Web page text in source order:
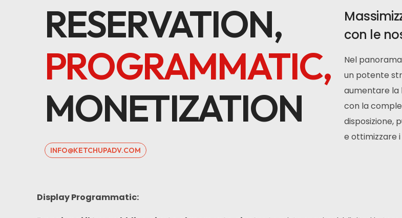
RESERVATION,
PROGRAMMATIC,
MONETIZATION
INFO@KETCHUPADV.COM
con le
Nel
un potente
aumentare la
con la
disposizione,
e ottimizzare
Display Programmatic: